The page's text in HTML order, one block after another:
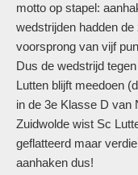
motto op stapel:
wedstrijden hadden
voorsprong van vijf
Dus de wedstrijd
Lutten blijft meedoen
in de 3e Klasse D van
Zuidwolde wist Sc
geflatteerd maar
aanhaken dus!